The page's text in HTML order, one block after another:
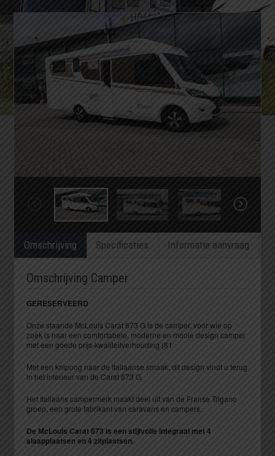
Omschrijving Specificaties Informatie aanvraag
Omschrijving Camper
GERESERVEERD
Onze staande McLouis Carat 873 G is de camper, voor wie op
zoek is naar een comfortabele, moderne en mooie design camper
met een goede prijs-kwaliteitverhouding (81
Met een knipoog naar de Italiaanse smaak, dit design vindt u terug
in het interieur van de Carat 873 G
Het Italiaans campermerk maakt deel uit van de Franse Trigano
groep, een grote fabrikant van caravans en campers.
De McLouis Carat 873 is een stijlvolle integraal met 4
slaapplaatsen en 4 zitplaatsen.